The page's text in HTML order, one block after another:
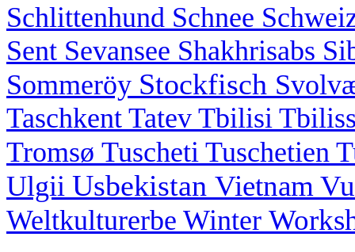
Schlittenhund Schnee
Sent Sevansee Shakhrisabs
Sommeröy Stockfisch
Taschkent Tatev Tbilisi
Tromsø Tuscheti Tuschetien
Ulgii Usbekistan Vietnam
Weltkulturerbe Winter